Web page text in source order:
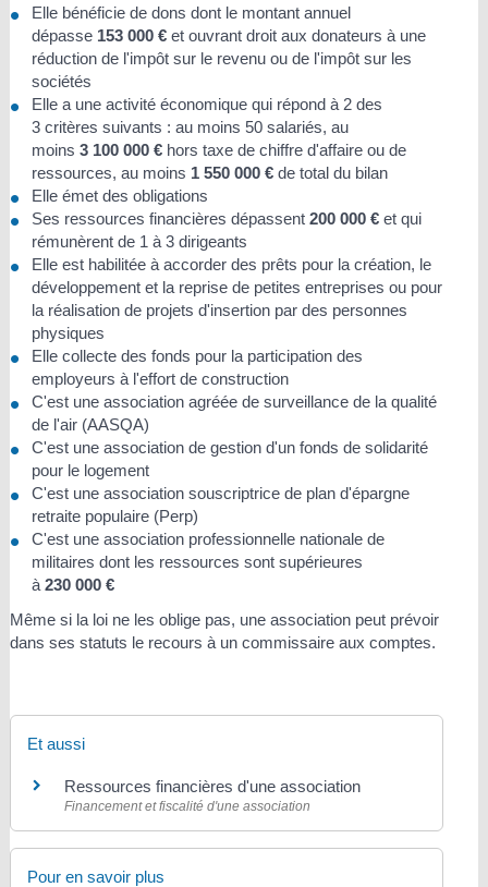
Elle bénéficie de dons dont le montant annuel
dépasse 153 000 €et ouvrant droit aux donateurs à une
réduction de l'impôt sur le revenu ou de l'impôt sur les
sociétés
Elle a une activité économique qui répond à 2 des
3 critères suivants : au moins 50 salariés, au
moins 3 100 000 €hors taxe de chiffre d'affaire ou de
ressources, au moins 1 550 000 €de total du bilan
Elle émet des obligations
Ses ressources financières dépassent 200 000 €et qui
rémunèrent de 1 à 3 dirigeants
Elle est habilitée à accorder des prêts pour la création, le
développement et la reprise de petites entreprises ou pour
la réalisation de projets d'insertion par des personnes
physiques
Elle collecte des fonds pour la participation des
employeurs à l'effort de construction
C'est une association agréée de surveillance de la qualité
de l'air (AASQA)
C'est une association de gestion d'un fonds de solidarité
pour le logement
C'est une association souscriptrice de plan d'épargne
retraite populaire (Perp)
C'est une association professionnelle nationale de
militaires dont les ressources sont supérieures
à 230 000 €
Même si la loi ne les oblige pas, une association peut prévoir
dans ses statuts le recours à un commissaire aux comptes.
Et aussi
Ressources financières d'une association
Financement et fiscalité d'une association
Pour en savoir plus